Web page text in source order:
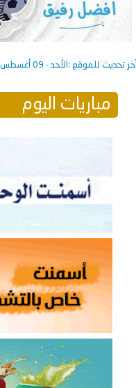
آخر تحديث للموقع : الأحد - 09 أغسطس 2026 - 07:27 ص
مباريات اليوم